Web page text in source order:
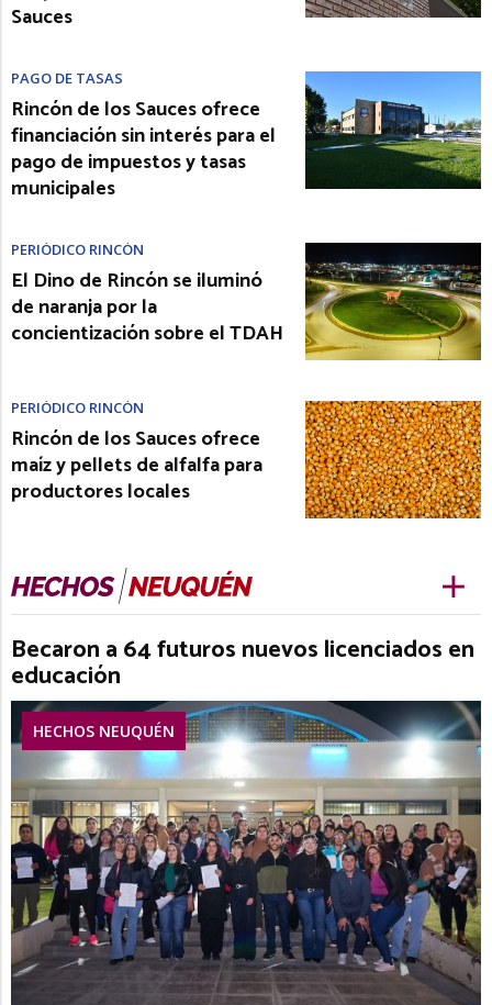
Sauces
PAGO DE TASAS
Rincón de los Sauces ofrece
financiación sin interés para el
pago de impuestos y tasas
municipales
PERIÓDICO RINCÓN
El Dino de Rincón se iluminó
de naranja por la
concientización sobre el TDAH
PERIÓDICO RINCÓN
Rincón de los Sauces ofrece
maíz y pellets de alfalfa para
productores locales
Becaron a 64 futuros nuevos licenciados en
educación
HECHOS NEUQUÉN